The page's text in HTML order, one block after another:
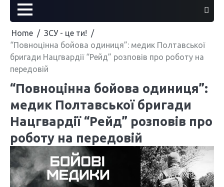
Home
ЗСУ - це ти!
“Повноцінна бойова одиниця”: медик Полтавської
бригади Нацгвардії “Рейд” розповів про роботу на
передовій
“Повноцінна бойова одиниця”:
медик Полтавської бригади
Нацгвардії “Рейд” розповів про
роботу на передовій